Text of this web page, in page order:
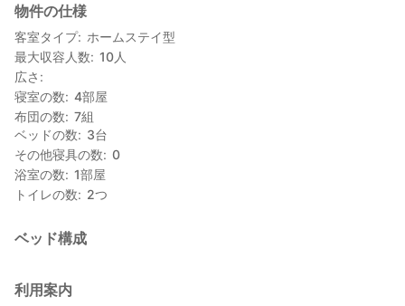
る環境です。戸田は世界最大のカニとして知られる タカアシガニ
の産地としても有名で、地元ならではの海の味覚も楽しめます。
【ローカル体験のご案内】
事前予約により、戸田湾を巡る舟ツアーや地元の人気飲食店のご
紹介など、この町ならではの体験のご案内も可能です。静かな港
町で、ゆったりとした時間をお楽しみください。
【再生化への想い｜古民家ステイ】愛情をたっぷり注いだリメイ
ク。昔ながらの古民家の趣をそのまま活かした「いざよい」。戸
田の魅力をたくさん感じていただけたら幸いです。
━━━━━━━━━━━━━━━━━━━━━━━━━━━━
《宿泊先について》
物件の仕様
客室タイプ
ホームステイ型
最大収容人数
10人
広さ
寝室の数
4部屋
布団の数
7組
ベッドの数
3台
その他寝具の数
0
浴室の数
1部屋
トイレの数
2つ
ベッド構成
利用案内